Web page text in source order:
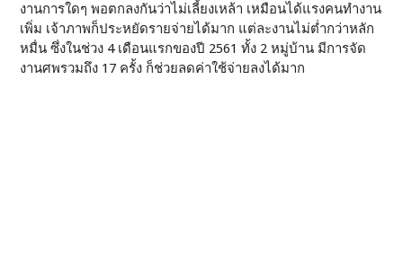
งานการใดๆ พอตกลงกันว่าไม่เลี้ยงเหล้า เหมือนได้แรงคนทำงาน
เพิ่ม เจ้าภาพก็ประหยัดรายจ่ายได้มาก แต่ละงานไม่ต่ำกว่าหลัก
หมื่น ซึ่งในช่วง 4 เดือนแรกของปี 2561 ทั้ง 2 หมู่บ้าน มีการจัด
งานศพรวมถึง 17 ครั้ง ก็ช่วยลดค่าใช้จ่ายลงได้มาก